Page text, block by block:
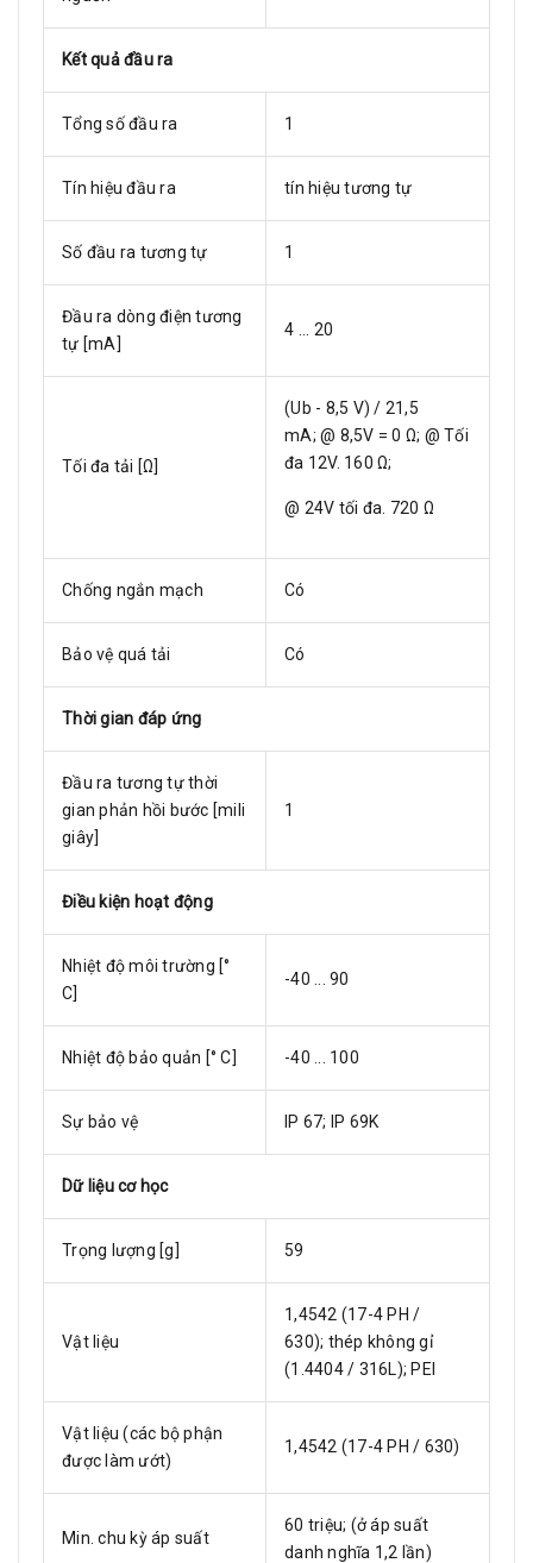
Kết quả đầu ra
Tổng số đầu ra 1
Tín hiệu đầu ra tín hiệu tương tự
Số đầu ra tương tự 1
Đầu ra dòng điện tương
tự [mA]
4 ... 20
Tối đa tải [Ω]
(Ub - 8,5 V) / 21,5
mA; @ 8,5V = 0 Ω; @ Tối
đa 12V. 160 Ω;
@ 24V tối đa. 720 Ω
Chống ngắn mạch Có
Bảo vệ quá tải Có
Thời gian đáp ứng
Đầu ra tương tự thời
gian phản hồi bước [mili
giây]
1
Điều kiện hoạt động
Nhiệt độ môi trường [°
C]
-40 ... 90
Nhiệt độ bảo quản [° C] -40 ... 100
Sự bảo vệ IP 67; IP 69K
Dữ liệu cơ học
Trọng lượng [g] 59
Vật liệu
1,4542 (17-4 PH /
630); thép không gỉ
(1.4404 / 316L); PEI
Vật liệu (các bộ phận
được làm ướt)
1,4542 (17-4 PH / 630)
Min. chu kỳ áp suất
60 triệu; (ở áp suất
danh nghĩa 1,2 lần)